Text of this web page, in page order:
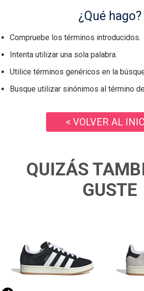
¿Qué hago?
Compruebe los términos introducidos.
Intenta utilizar una sola palabra.
Utilice términos genéricos en la
Busque utilizar sinónimos al término
< VOLVER AL
QUIZÁS
GUSTE